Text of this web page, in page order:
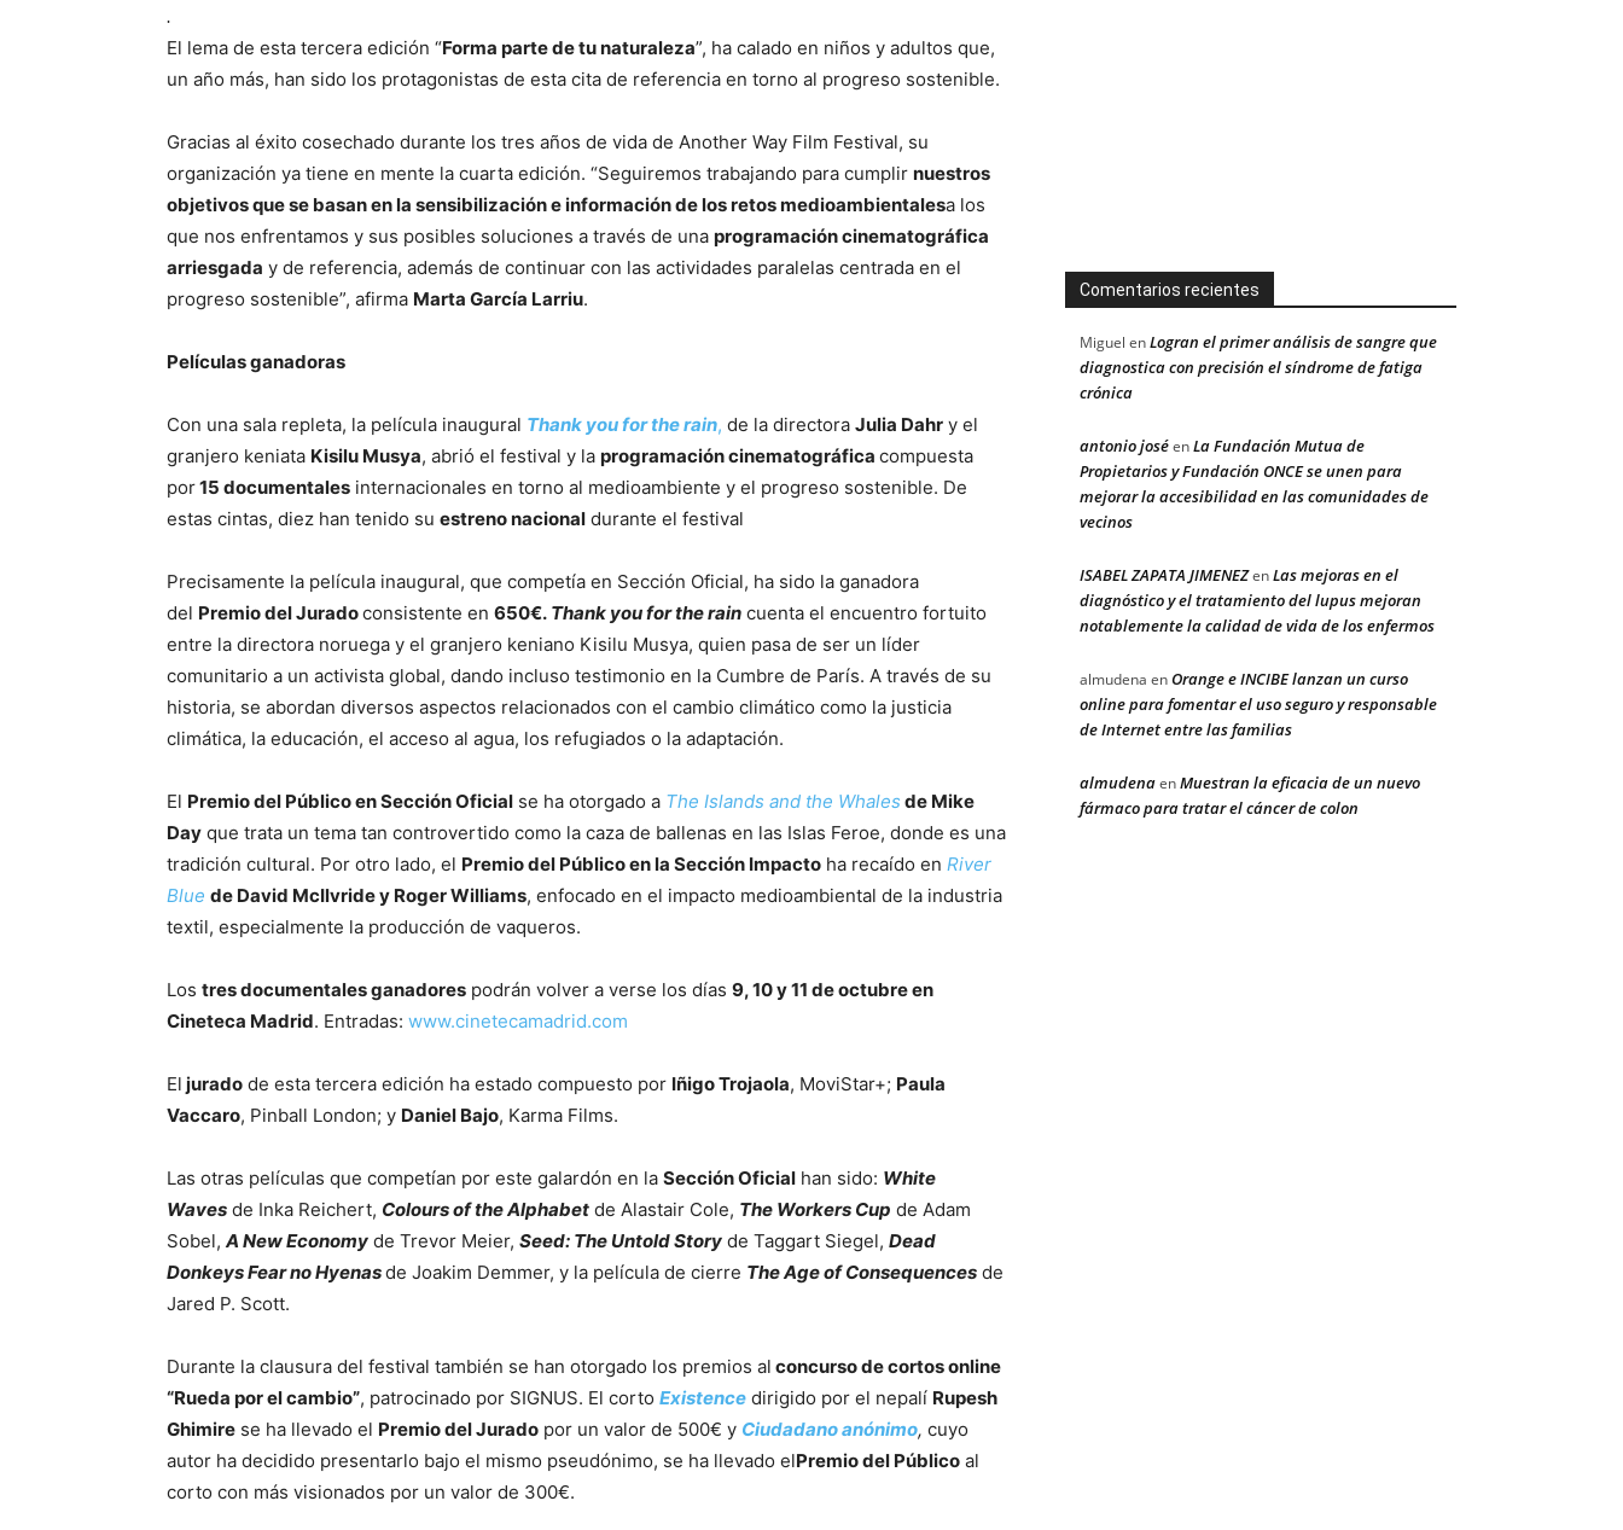
.
El lema de esta tercera edición “Forma parte de tu naturaleza”, ha calado en niños y adultos que,
un año más, han sido los protagonistas de esta cita de referencia en torno al progreso sostenible.
Gracias al éxito cosechado durante los tres años de vida de Another Way Film Festival, su
organización ya tiene en mente la cuarta edición. “Seguiremos trabajando para cumplir nuestros
objetivos que se basan en la sensibilización e información de los retos medioambientalesa los
que nos enfrentamos y sus posibles soluciones a través de una programación cinematográfica
arriesgada y de referencia, además de continuar con las actividades paralelas centrada en el
progreso sostenible”, afirma Marta García Larriu.
Películas ganadoras
Con una sala repleta, la película inaugural Thank you for the rain, de la directora Julia Dahr y el
granjero keniata Kisilu Musya, abrió el festival y la programación cinematográfica compuesta
por15 documentales internacionales en torno al medioambiente y el progreso sostenible. De
estas cintas, diez han tenido su estreno nacional durante el festival
Precisamente la película inaugural, que competía en Sección Oficial, ha sido la ganadora
del Premio del Juradoconsistente en 650€. Thank you for the rain cuenta el encuentro fortuito
entre la directora noruega y el granjero keniano Kisilu Musya, quien pasa de ser un líder
comunitario a un activista global, dando incluso testimonio en la Cumbre de París. A través de su
historia, se abordan diversos aspectos relacionados con el cambio climático como la justicia
climática, la educación, el acceso al agua, los refugiados o la adaptación.
El Premio del Público en Sección Oficial se ha otorgado a The Islands and the Whales de Mike
Day que trata un tema tan controvertido como la caza de ballenas en las Islas Feroe, donde es una
tradición cultural. Por otro lado, el Premio del Público en la Sección Impacto ha recaído en River
Blue de David McIlvride y Roger Williams, enfocado en el impacto medioambiental de la industria
textil, especialmente la producción de vaqueros.
Los tres documentales ganadores podrán volver a verse los días 9, 10 y 11 de octubre en
Cineteca Madrid. Entradas: www.cinetecamadrid.com
El jurado de esta tercera edición ha estado compuesto por Iñigo Trojaola, MoviStar+; Paula
Vaccaro, Pinball London; y Daniel Bajo, Karma Films.
Las otras películas que competían por este galardón en la Sección Oficial han sido: White
Waves de Inka Reichert, Colours of the Alphabet de Alastair Cole, The Workers Cup de Adam
Sobel, A New Economy de Trevor Meier, Seed: The Untold Story de Taggart Siegel, Dead
Donkeys Fear no Hyenasde Joakim Demmer, y la película de cierre The Age of Consequences de
Jared P. Scott.
Durante la clausura del festival también se han otorgado los premios al concurso de cortos online
“Rueda por el cambio”, patrocinado por SIGNUS. El corto Existence dirigido por el nepalí Rupesh
Ghimire se ha llevado el Premio del Jurado por un valor de 500€ y Ciudadano anónimo, cuyo
autor ha decidido presentarlo bajo el mismo pseudónimo, se ha llevado elPremio del Público al
corto con más visionados por un valor de 300€.
Comentarios recientes
Miguel enLogran el primer análisis de sangre que
diagnostica con precisión el síndrome de fatiga
crónica
antonio joséenLa Fundación Mutua de
Propietarios y Fundación ONCE se unen para
mejorar la accesibilidad en las comunidades de
vecinos
ISABEL ZAPATA JIMENEZenLas mejoras en el
diagnóstico y el tratamiento del lupus mejoran
notablemente la calidad de vida de los enfermos
almudena enOrange e INCIBE lanzan un curso
online para fomentar el uso seguro y responsable
de Internet entre las familias
almudenaenMuestran la eficacia de un nuevo
fármaco para tratar el cáncer de colon